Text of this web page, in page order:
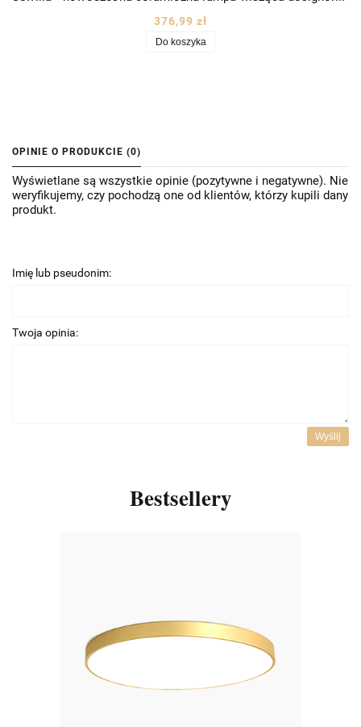
376,99 zł
Do koszyka
OPINIE O PRODUKCIE (0)
Wyświetlane są wszystkie opinie (pozytywne i negatywne). Nie
weryfikujemy, czy pochodzą one od klientów, którzy kupili dany
produkt.
Imię lub pseudonim:
Twoja opinia:
Wyślij
Bestsellery